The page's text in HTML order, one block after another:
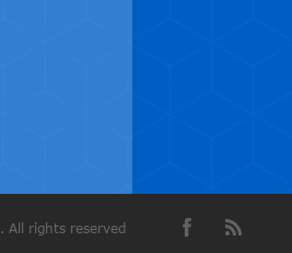
All rights reserved